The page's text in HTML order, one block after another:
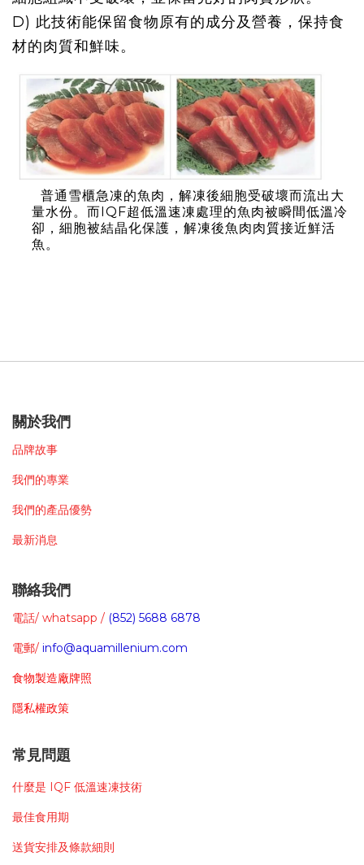
D) 此技術能保留食物原有的成分及營養， 保持食
材的肉質和鮮味。
普通雪櫃急凍的魚肉，解凍後細胞受破壞而流出大
量水份。而IQF超低溫速凍處理的魚肉被瞬間低溫冷
卻，細胞被結晶化保護，解凍後魚肉肉質接近鮮活
魚。
關於我們
品牌故事
我們的專業
我們的產品優勢
最新消息
聯絡我們
電話/ whatsapp / (852) 5688 6878
電郵/ info@aquamillenium.com
食物製造廠牌照
隱私權政策
常見問題
什麼是 IQF 低溫速凍技術
最佳食用期
送貨安排及條款細則